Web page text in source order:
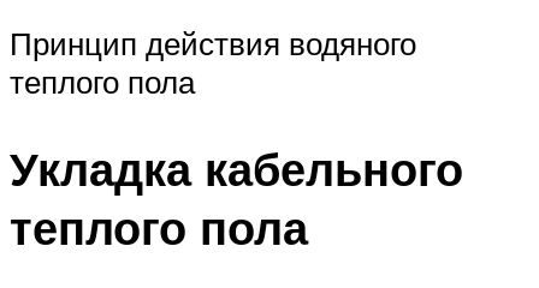
Принцип действия водяного
теплого пола
Укладка кабельного
теплого пола